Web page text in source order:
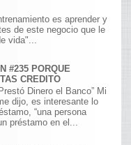
es aprender y
de este negocio que le
vida"...
#235 PORQUE
CREDITO
Dinero el Banco” Mi
dijo, es interesante lo
“una persona
préstamo en el...